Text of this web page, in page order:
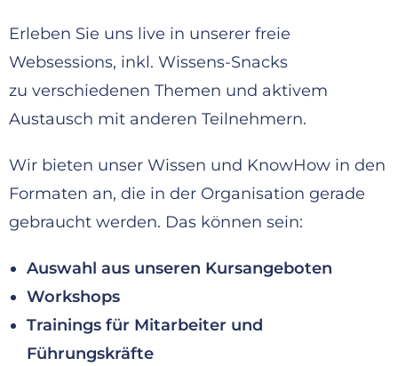
Erleben Sie uns live in unserer freie
Websessions, inkl. Wissens-Snacks
zu verschiedenen Themen und aktivem
Austausch mit anderen Teilnehmern.
Wir bieten unser Wissen und KnowHow in den
Formaten an, die in der Organisation gerade
gebraucht werden. Das können sein:
Auswahl aus unseren Kursangeboten
Workshops
Trainings für Mitarbeiter und
Führungskräfte